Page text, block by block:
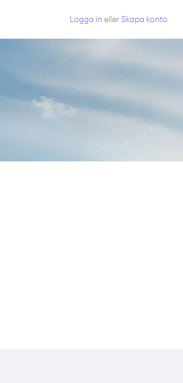
Logga in eller Skapa konto